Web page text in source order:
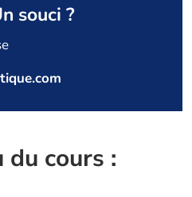
du cours :
souci ?